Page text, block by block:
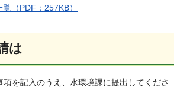
（PDF：257KB）
は
を記入のうえ、水環境課に提出してくださ